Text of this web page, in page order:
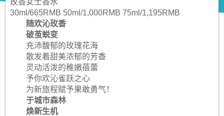
玫香女士香水
30ml/665RMB 50ml/1,000RMB 75ml/1,195RMB
随欢沁玫香
破茧蜕变
充沛馥郁的玫瑰花海
散发着甜美浓郁的芳香
灵动活泼的稚嫩蓓蕾
予你欢沁雀跃之心
为新旅程赋予果敢勇气！
于城市森林
焕新生机